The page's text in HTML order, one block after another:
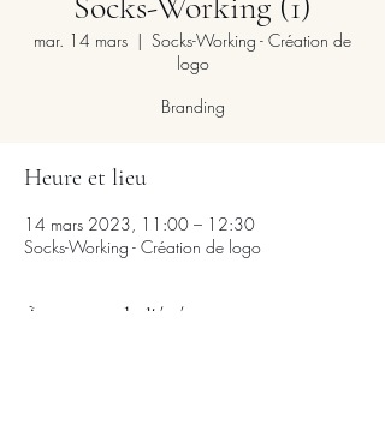
mar. 14 mars
  |
Socks-Working - Création de
logo
Branding
Heure et lieu
14 mars 2023, 11:00 – 12:30
Socks-Working - Création de logo
À propos de l'événement